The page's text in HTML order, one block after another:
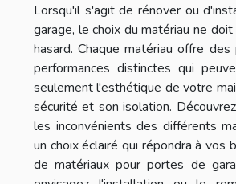
Lorsqu'il s'agit de rénover ou
garage, le choix du matériau ne
hasard. Chaque matériau offre
performances distinctes qui
seulement l'esthétique de votre
sécurité et son isolation.
les inconvénients des différents
un choix éclairé qui répondra à vos
de matériaux pour portes de